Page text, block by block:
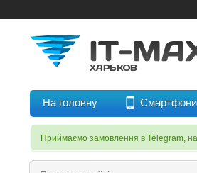
На головну Смартфони
Приймаємо замовлення в Telegram,